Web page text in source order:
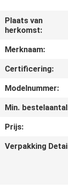
VIDEOS
VR-
SHOW
ONS
Plaats van
herkomst:
Merknaam:
Certificering:
Modelnummer:
Min.
Prijs:
Verpakking